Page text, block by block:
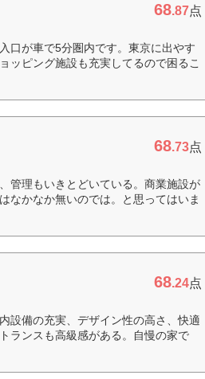
68.87点
口が車で5分圏内です。東京に出やす
ッピング施設も充実してるので困るこ
68.73点
管理もいきとどいている。商業施設が
なかなか無いのでは。と思ってはいま
68.24点
設備の充実、デザイン性の高さ、快適
ランスも高級感がある。自慢の家で